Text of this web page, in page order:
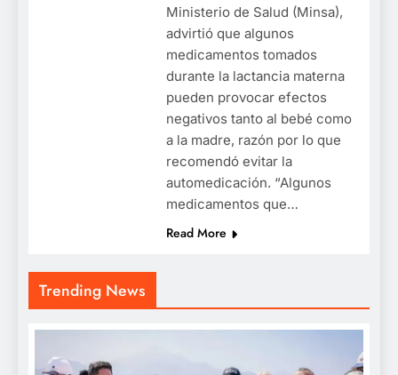
Trending News
Ministerio de Salud (Minsa),
advirtió que algunos
medicamentos tomados
durante la lactancia materna
pueden provocar efectos
negativos tanto al bebé como
a la madre, razón por lo que
recomendó evitar la
automedicación. “Algunos
medicamentos que…
Read More